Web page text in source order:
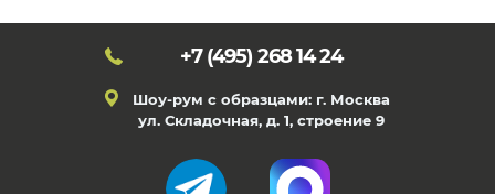
+7 (495) 268 14 24
Шоу-рум с образцами: г. Москва
ул. Складочная, д. 1, строение 9